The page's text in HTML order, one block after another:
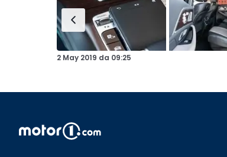
2 May 2019 da 09:25